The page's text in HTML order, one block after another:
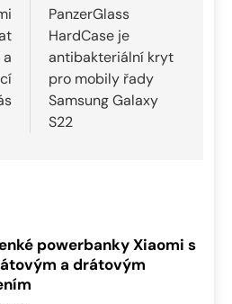
PanzerGlass
HardCase je
antibakteriální kryt
pro mobily řady
Samsung Galaxy
S22
powerbanky Xiaomi s
a drátovým